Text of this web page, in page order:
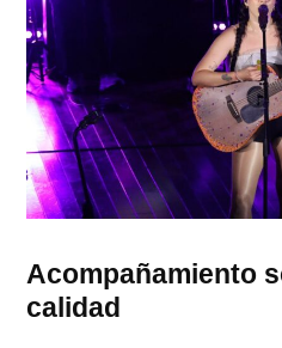
Acompañamiento
calidad